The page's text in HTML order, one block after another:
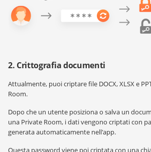
2. Crittografia documenti
Attualmente, puoi criptare file DOCX, XLSX e
Room.
Dopo che un utente posiziona o salva un
una Private Room, i dati vengono criptati con
generata automaticamente nell'app.
Questa password viene poi criptata con una